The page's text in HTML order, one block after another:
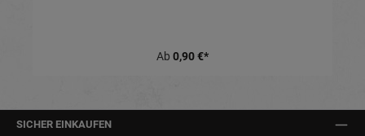
Ab 0,90 €*
SICHER EINKAUFEN